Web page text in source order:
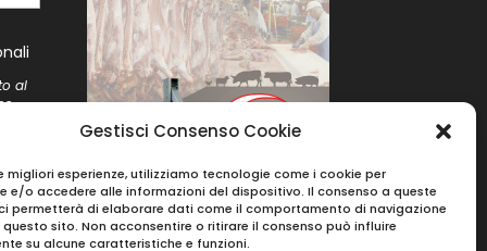
Gestisci Consenso Cookie
migliori esperienze, utilizziamo tecnologie come i cookie per
e/o accedere alle informazioni del dispositivo. Il consenso a queste
permetterà di elaborare dati come il comportamento di navigazione
questo sito. Non acconsentire o ritirare il consenso può influire
su alcune caratteristiche e funzioni.
al